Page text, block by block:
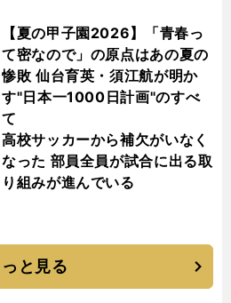
【夏の甲子園2026】「青春っ
て密なので」の原点はあの夏の
惨敗 仙台育英・須江航が明か
す"日本一1000日計画"のすべ
て
高校サッカーから補欠がいなく
なった 部員全員が試合に出る取
り組みが進んでいる
っと見る